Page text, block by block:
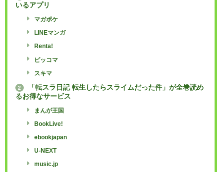
いるアプリ
マガポケ
LINEマンガ
Renta!
ピッコマ
スキマ
2
「転スラ日記 転生したらスライムだった件」が全巻読め
るお得なサービス
まんが王国
BookLive!
ebookjapan
U-NEXT
music.jp